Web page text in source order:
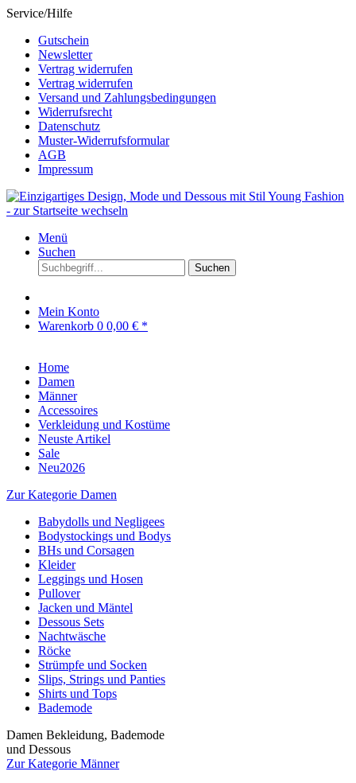
Service/Hilfe
Gutschein
Newsletter
Vertrag widerrufen
Vertrag widerrufen
Versand und Zahlungsbedingungen
Widerrufsrecht
Datenschutz
Muster-Widerrufsformular
AGB
Impressum
Menü
Suchen
Suchen
Mein Konto
Warenkorb 0 0,00 € *
Home
Damen
Männer
Accessoires
Verkleidung und Kostüme
Neuste Artikel
Sale
Neu2026
Zur Kategorie Damen
Babydolls und Negligees
Bodystockings und Bodys
BHs und Corsagen
Kleider
Leggings und Hosen
Pullover
Jacken und Mäntel
Dessous Sets
Nachtwäsche
Röcke
Strümpfe und Socken
Slips, Strings und Panties
Shirts und Tops
Bademode
Damen Bekleidung, Bademode
und Dessous
Zur Kategorie Männer